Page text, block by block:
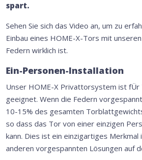
spart.
Sehen Sie sich das Video an, um zu
Einbau eines HOME-X-Tors mit
Federn wirklich ist.
Ein-Personen-Installation
Unser HOME-X Privattorsystem ist fÜr
geeignet. Wenn die Federn
10-15% des gesamten
so dass das Tor von einer einzigen
kann. Dies ist ein einzigartiges Merkmal
anderen vorgespannten Lösungen auf